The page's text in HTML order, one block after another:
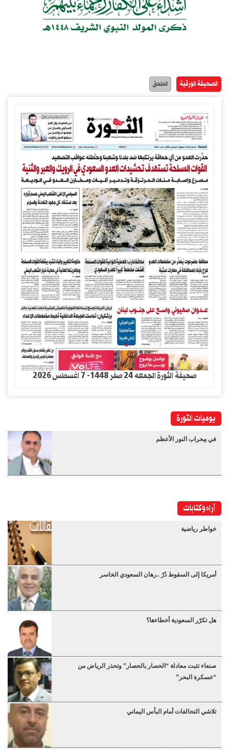
الصحيفة الورقية الملحق
صحيفة الثورة الجمعه 24 صفر 1448- 7 اغسطس 2026
يوميات الثورة
في مِحراب النور الأعظم
آراء وكتابات
خواطر رياضية
أمريكا إلى السقوط دُرْ ..رهان السعودي الخاسر
هل تكرّر السعودية أخطاءها؟
صنعاء تثبت معادلة “الحصار بالحصار” وتحذر الرياض من
“عسكرة البحر”
تلاشي التحالفات أمام البأس اليماني